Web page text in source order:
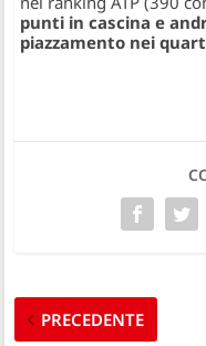
punti in cascina e
piazzamento nei
PRECEDENTE